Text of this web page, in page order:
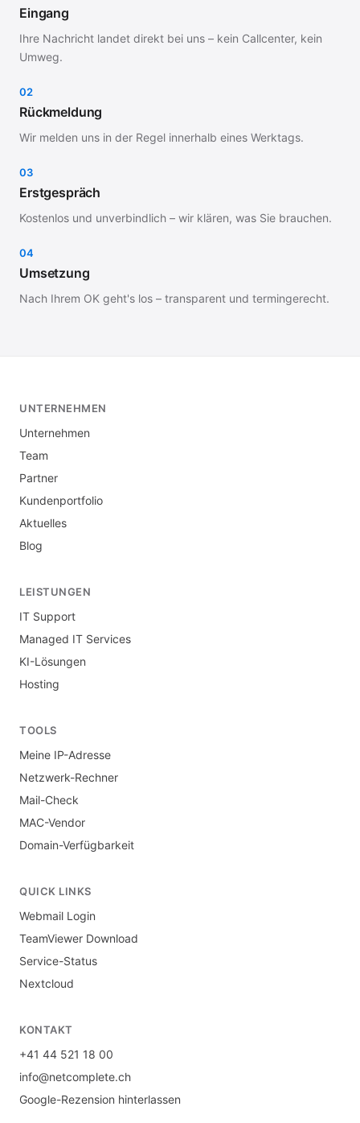
Eingang
Ihre Nachricht landet direkt bei uns – kein Callcenter, kein
Umweg.
02
Rückmeldung
Wir melden uns in der Regel innerhalb eines Werktags.
03
Erstgespräch
Kostenlos und unverbindlich – wir klären, was Sie brauchen.
04
Umsetzung
Nach Ihrem OK geht's los – transparent und termingerecht.
UNTERNEHMEN
Unternehmen
Team
Partner
Kundenportfolio
Aktuelles
Blog
LEISTUNGEN
IT Support
Managed IT Services
KI-Lösungen
Hosting
TOOLS
Meine IP-Adresse
Netzwerk-Rechner
Mail-Check
MAC-Vendor
Domain-Verfügbarkeit
QUICK LINKS
Webmail Login
TeamViewer Download
Service-Status
Nextcloud
KONTAKT
+41 44 521 18 00
info@netcomplete.ch
Google-Rezension hinterlassen